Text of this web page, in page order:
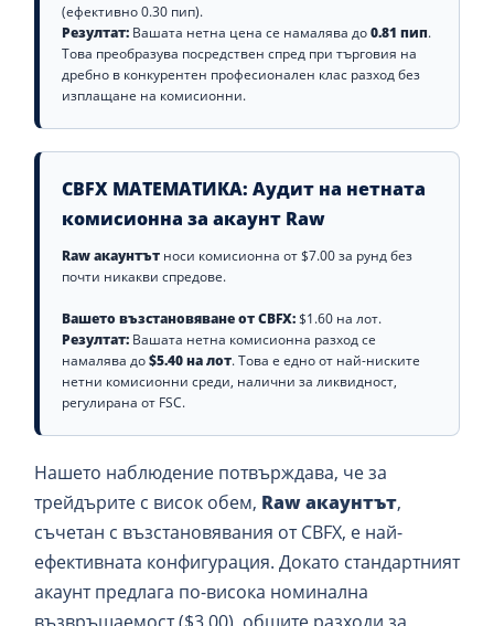
(ефективно 0.30 пип).
Резултат: Вашата нетна цена се намалява до0.81 пип.
Това преобразува посредствен спред при търговия на
дребно в конкурентен професионален клас разход без
изплащане на комисионни.
CBFX МАТЕМАТИКА: Аудит на нетната
комисионна за акаунт Raw
Raw акаунтът носи комисионна от $7.00 за рунд без
почти никакви спредове.
Вашето възстановяване от CBFX:$1.60 на лот.
Резултат: Вашата нетна комисионна разход се
намалява до$5.40 на лот. Това е едно от най-ниските
нетни комисионни среди, налични за ликвидност,
регулирана от FSC.
Нашето наблюдение потвърждава, че за
трейдърите с висок обем, Raw акаунтът,
съчетан с възстановявания от CBFX, е най-
ефективната конфигурация. Докато стандартният
акаунт предлага по-висока номинална